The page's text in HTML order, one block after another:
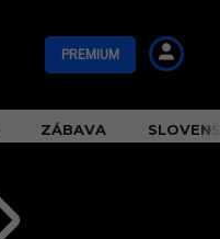
PREMIUM
ZÁBAVA